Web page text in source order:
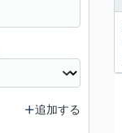
追加する